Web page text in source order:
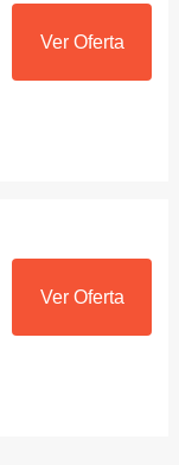
Ver Oferta
Ver Oferta